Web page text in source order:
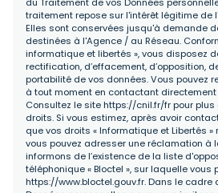
du Traitement de vos Données
traitement repose sur l'intérêt légitime de
Elles sont conservées jusqu'à demande
destinées à l'Agence / au Réseau.
informatique et libertés », vous disposez
rectification, d’effacement, d’opposition,
portabilité de vos données. Vous pouvez
à tout moment en contactant directement
Consultez le sitehttps://cnil.fr/frpour plus
droits. Si vous estimez, après avoir
que vos droits « Informatique et Libertés
vous pouvez adresser une réclamation à
informons de l’existence de la liste
téléphonique « Bloctel », sur laquelle vous
https://www.bloctel.gouv.fr. Dans le cadre